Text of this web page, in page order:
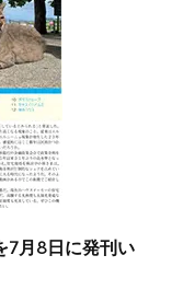
7月8日に発刊い